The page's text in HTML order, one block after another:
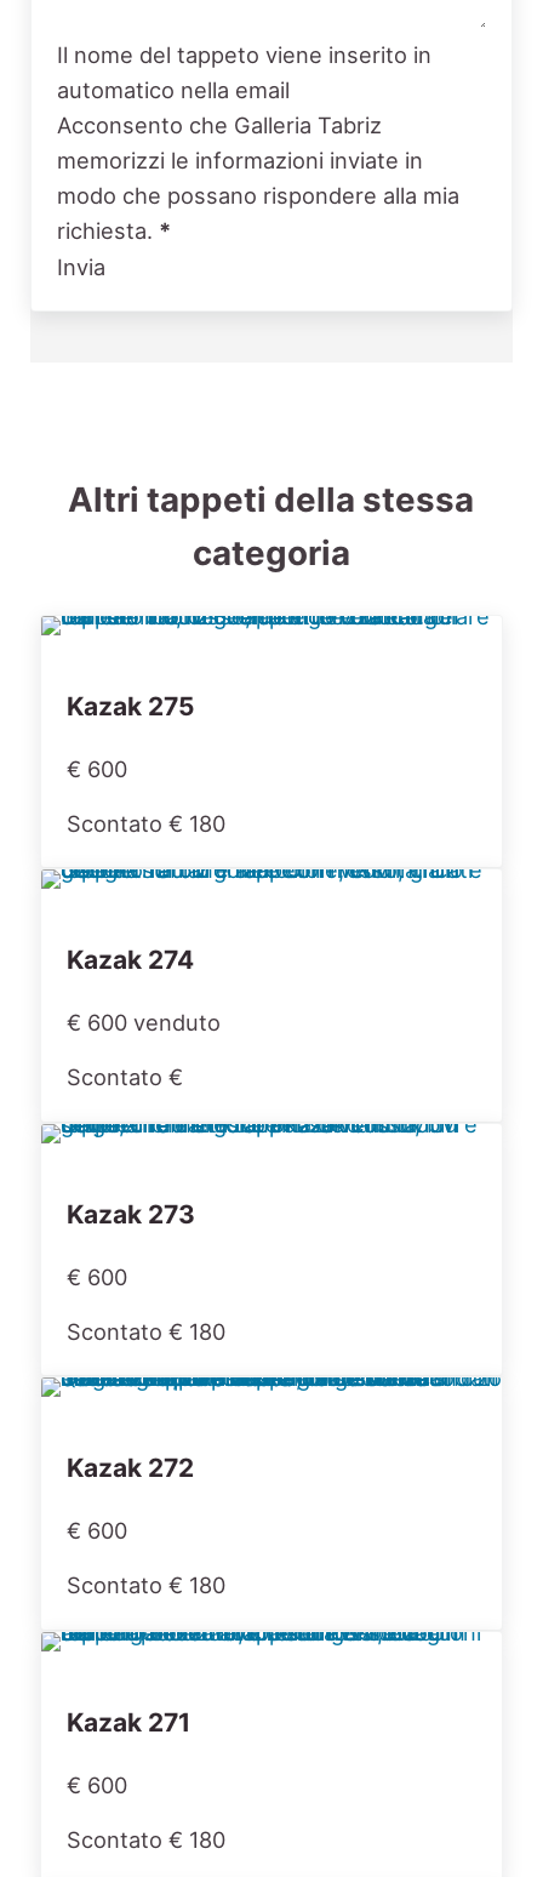
Il nome del tappeto viene inserito in
automatico nella email
Acconsento che Galleria Tabriz
memorizzi le informazioni inviate in
modo che possano rispondere alla mia
richiesta. *
Invia
Altri tappeti della stessa
categoria
Kazak 275
€ 600
Scontato € 180
Kazak 274
€ 600 venduto
Scontato €
Kazak 273
€ 600
Scontato € 180
Kazak 272
€ 600
Scontato € 180
Kazak 271
€ 600
Scontato € 180